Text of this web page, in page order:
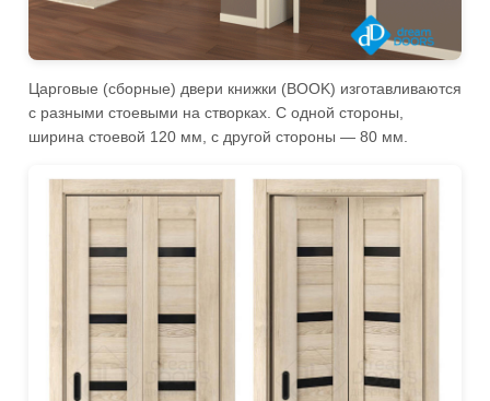
Царговые (сборные) двери книжки (BOOK) изготавливаются
с разными стоевыми на створках. С одной стороны,
ширина стоевой 120 мм, с другой стороны — 80 мм.